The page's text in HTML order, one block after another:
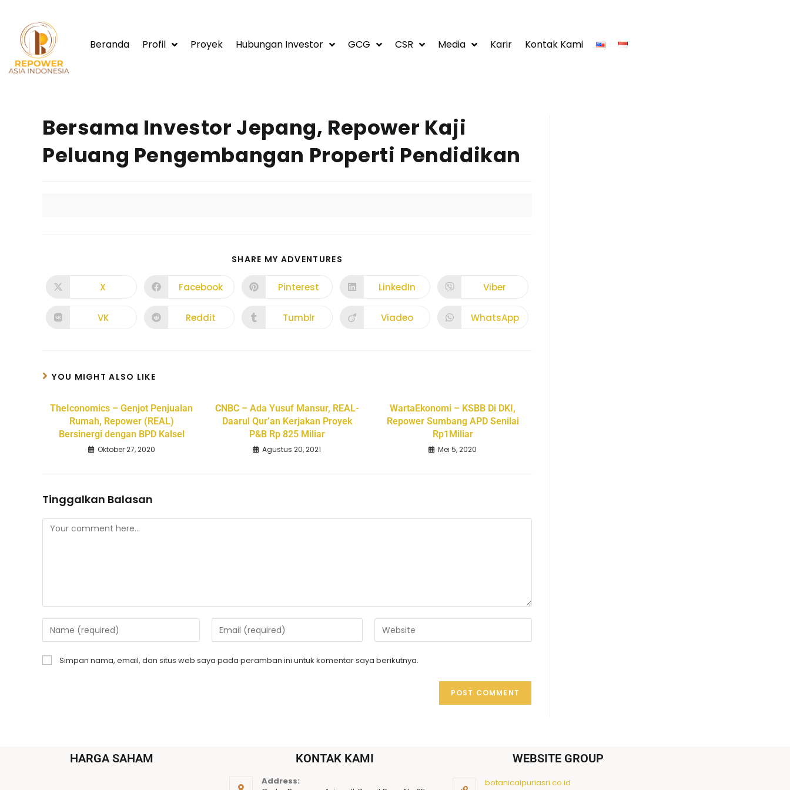
Beranda Profil Proyek Hubungan Investor GCG CSR Media Karir Kontak Kami
Bersama Investor Jepang, Repower Kaji
Peluang Pengembangan Properti Pendidikan
SHARE MY ADVENTURES
X Facebook Pinterest LinkedIn Viber
VK Reddit Tumblr Viadeo WhatsApp
YOU MIGHT ALSO LIKE
TheIconomics – Genjot Penjualan
Rumah, Repower (REAL)
Bersinergi dengan BPD Kalsel
Oktober 27, 2020
CNBC – Ada Yusuf Mansur, REAL-
Daarul Qur’an Kerjakan Proyek
P&B Rp 825 Miliar
Agustus 20, 2021
WartaEkonomi – KSBB Di DKI,
Repower Sumbang APD Senilai
Rp1Miliar
Mei 5, 2020
Tinggalkan Balasan
Simpan nama, email, dan situs web saya pada peramban ini untuk komentar saya berikutnya.
HARGA SAHAM KONTAK KAMI
Address:
WEBSITE GROUP
botanicalpuriasri.co.id